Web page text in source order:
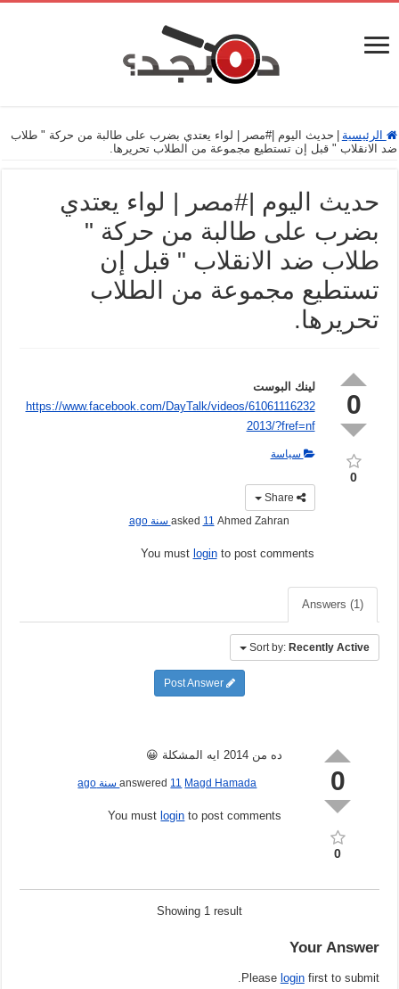
الرئيسية
حديث اليوم |#مصر | لواء يعتدي بضرب على طالبة من حركة " طلاب
ضد الانقلاب " قبل إن تستطيع مجموعة من الطلاب تحريرها.
حديث اليوم |#مصر | لواء يعتدي
بضرب على طالبة من حركة "
طلاب ضد الانقلاب " قبل إن
تستطيع مجموعة من الطلاب
تحريرها.
0
0
لينك البوست
https://www.facebook.com/DayTalk/videos/61061116232
2013/?fref=nf
سياسة
Ahmed Zahran 11 سنة ago
You must loginto post comments
Answers (1)
Sort by: Recently Active
0
0
ده من 2014 ايه المشكلة 😀
Magd Hamada 11 سنة ago
You must login to post comments
Showing 1 result
Your Answer
Please loginfirst to submit.